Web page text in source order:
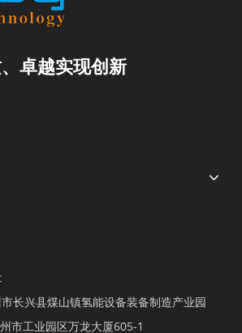
卓越实现创新
长兴县煤山镇氢能设备装备制造产业园
市工业园区万龙大厦605-1